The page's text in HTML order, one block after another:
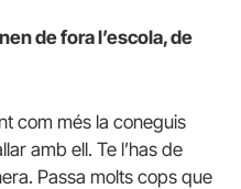
de fora l’escola, de
com més la coneguis
amb ell. Te l’has de
Passa molts cops que